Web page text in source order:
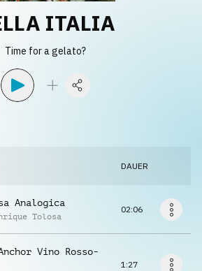
ITALIA
Time for a gelato?
DAUER
Analogica
Tolosa
02:06
Vino Rosso-
1:27